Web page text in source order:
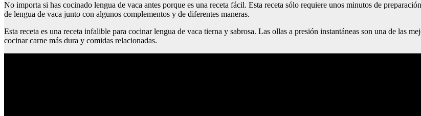
No importa si has cocinado lengua de vaca antes porque es una receta fácil. Esta receta sólo requiere unos minutos de
de lengua de vaca junto con algunos complementos y de diferentes maneras.
Esta receta es una receta infalible para cocinar lengua de vaca tierna y sabrosa. Las ollas a presión instantáneas son una de las
cocinar carne más dura y comidas relacionadas.